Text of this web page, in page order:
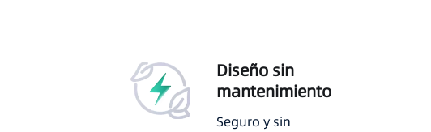
Diseño sin
mantenimiento
Seguro y sin